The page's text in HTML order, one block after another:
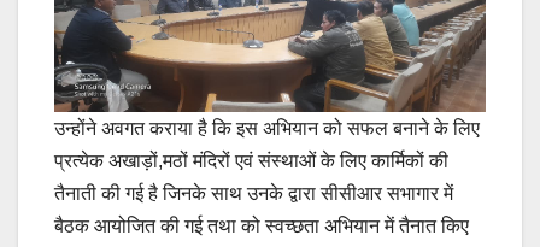
उन्होंने अवगत कराया है कि इस अभियान को सफल बनाने के लिए
प्रत्येक अखाड़ों,मठों मंदिरों एवं संस्थाओं के लिए कार्मिकों की
तैनाती की गई है जिनके साथ उनके द्वारा सीसीआर सभागार में
बैठक आयोजित की गई तथा को स्वच्छता अभियान में तैनात किए